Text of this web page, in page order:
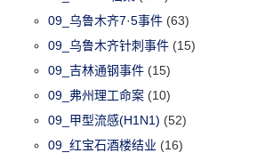
09_乌鲁木齐7·5事件 (63)
09_乌鲁木齐针刺事件 (15)
09_吉林通钢事件 (15)
09_弗州理工命案 (10)
09_甲型流感(H1N1) (52)
09_红宝石酒楼结业 (16)